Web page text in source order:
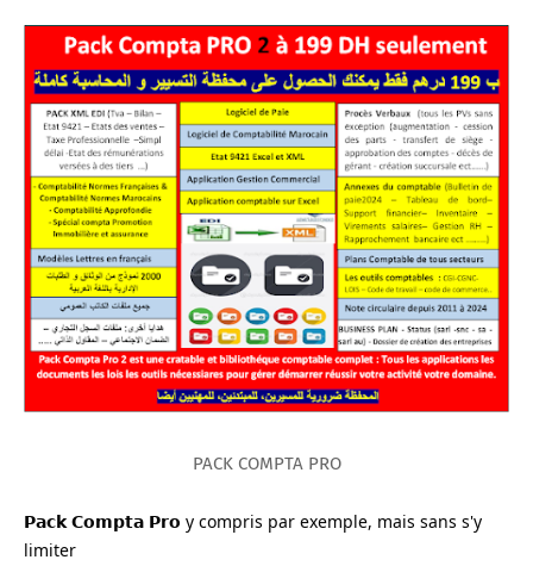
PACK COMPTA PRO
𝗣𝗮𝗰𝗸 𝗖𝗼𝗺𝗽𝘁𝗮 𝗣𝗿𝗼 y compris par exemple, mais sans s'y
limiter